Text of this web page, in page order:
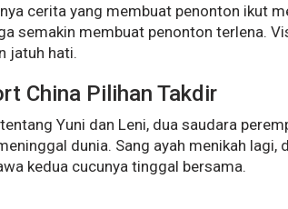
cerita yang membuat penonton ikut
semakin membuat penonton terlena.
jatuh hati.
China Pilihan Takdir
Yuni dan Leni, dua saudara
dunia. Sang ayah menikah lagi,
kedua cucunya tinggal bersama.